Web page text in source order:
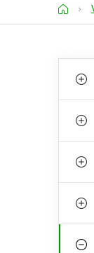
e
t
e
l
a
e
o
i